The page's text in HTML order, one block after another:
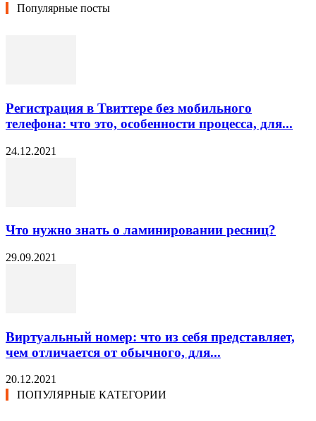
Популярные посты
Регистрация в Твиттере без мобильного
телефона: что это, особенности процесса, для...
24.12.2021
Что нужно знать о ламинировании ресниц?
29.09.2021
Виртуальный номер: что из себя представляет,
чем отличается от обычного, для...
20.12.2021
ПОПУЛЯРНЫЕ КАТЕГОРИИ